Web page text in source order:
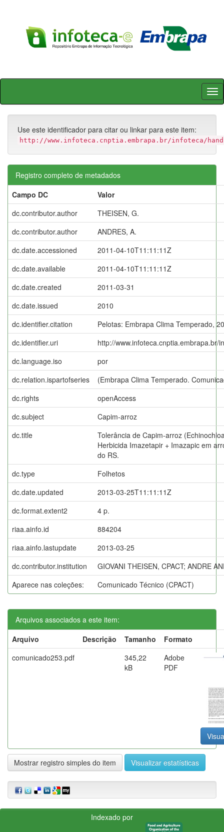
Skip
Use este identificador para citar ou linkar para este item:
http://www.infoteca.cnptia.embrapa.br/infoteca/
Registro completo de metadados
Campo DC
Valor
dc.contributor.author
THEISEN, G.
dc.contributor.author
ANDRES, A.
dc.date.accessioned
2011-04-10T11:11:11Z
dc.date.available
2011-04-10T11:11:11Z
dc.date.created
2011-03-31
dc.date.issued
2010
dc.identifier.citation
Pelotas: Embrapa Clima Temperado,
dc.identifier.uri
http://www.infoteca.cnptia.embrapa.br/
dc.language.iso
por
dc.relation.ispartofseries
(Embrapa Clima Temperado.
dc.rights
openAccess
dc.subject
Capim-arroz
dc.title
Tolerância de Capim-arroz
Herbicida Imazetapir + Imazapic em
do RS.
dc.type
Folhetos
dc.date.updated
2013-03-25T11:11:11Z
dc.format.extent2
4 p.
riaa.ainfo.id
884204
riaa.ainfo.lastupdate
2013-03-25
dc.contributor.institution
GIOVANI THEISEN, CPACT; ANDRE
Aparece nas coleções:
Comunicado Técnico (CPACT)
Arquivos associados a este item:
Arquivo
Descrição Tamanho
Formato
comunicado253.pdf
345,22
kB
Adobe
PDF
Mostrar registro simples do item Visualizar estatísticas
Indexado por